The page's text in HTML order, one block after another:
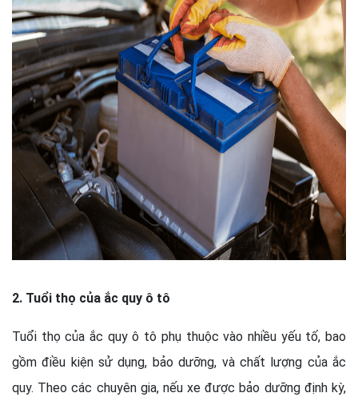
2. Tuổi thọ của ắc quy ô tô
Tuổi thọ của ắc quy ô tô phụ thuộc vào nhiều yếu tố, bao
gồm điều kiện sử dụng, bảo dưỡng, và chất lượng của ắc
quy. Theo các chuyên gia, nếu xe được bảo dưỡng định kỳ,